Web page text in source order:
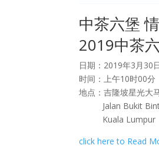
中茶六堡
2019中茶
日期：2019年3月30
时间：上午10时00分
地点：吉隆坡星光大
Jalan Bukit
Kuala Lumpur
click here to Read